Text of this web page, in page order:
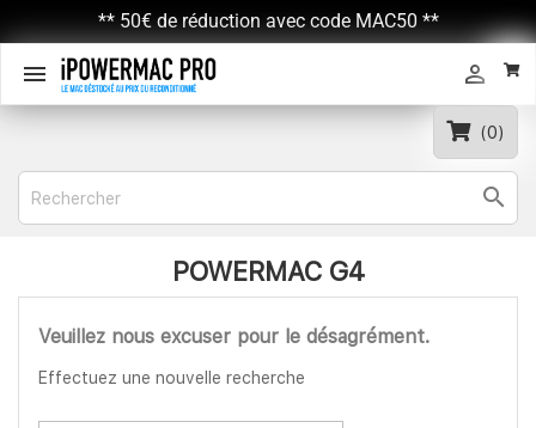
** 50€ de réduction avec code MAC50 **
 
(0)

POWERMAC G4
Veuillez nous excuser pour le désagrément.
Effectuez une nouvelle recherche